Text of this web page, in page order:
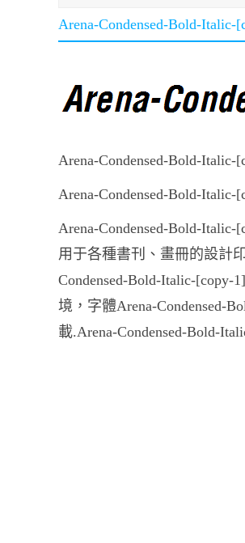
Arena-Condensed-Bold-Italic-
Arena-Condensed-Bold-Italic-
Arena-Condensed-Bold-
Arena-Condensed-Bold-
用于各種書刊、畫冊的設計
Condensed-Bold-Italic-
境，字體Arena-Condensed-
載.Arena-Condensed-Bold-